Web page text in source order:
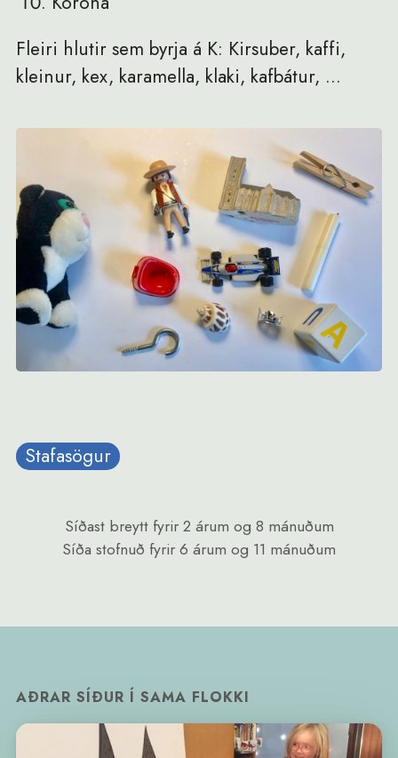
Fleiri hlutir sem byrja á K: Kirsuber, kaffi,
kleinur, kex, karamella, klaki, kafbátur, ...
Stafasögur
Síðast breytt fyrir 2 árum og 8 mánuðum
Síða stofnuð fyrir 6 árum og 11 mánuðum
AÐRAR SÍÐUR Í SAMA FLOKKI